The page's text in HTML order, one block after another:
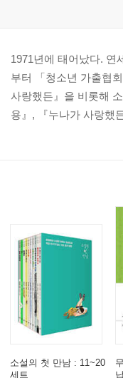
1971년에 태어났다. 연
부터 「청소년 가출협
사랑했든』을 비롯해
용』, 『누나가 사랑했
소설의 첫 만남 : 11~20
세트